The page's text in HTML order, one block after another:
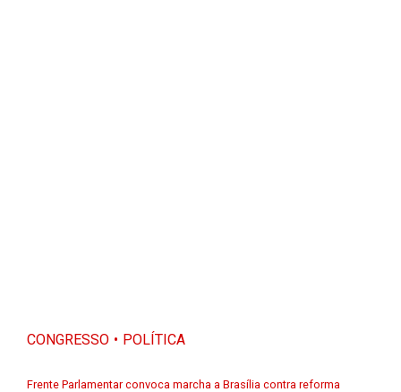
CONGRESSO POLÍTICA
Frente Parlamentar convoca marcha a Brasília contra reforma